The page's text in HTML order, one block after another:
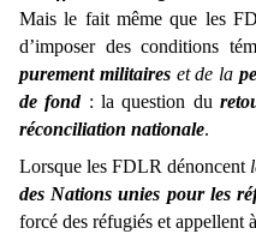
Mais le fait même que les
d’imposer des conditions
purement militaireset de la
de fond: la question du
réconciliation nationale.
Lorsque les FDLR dénoncent
des Nations unies pour les
forcé des réfugiés et appellent